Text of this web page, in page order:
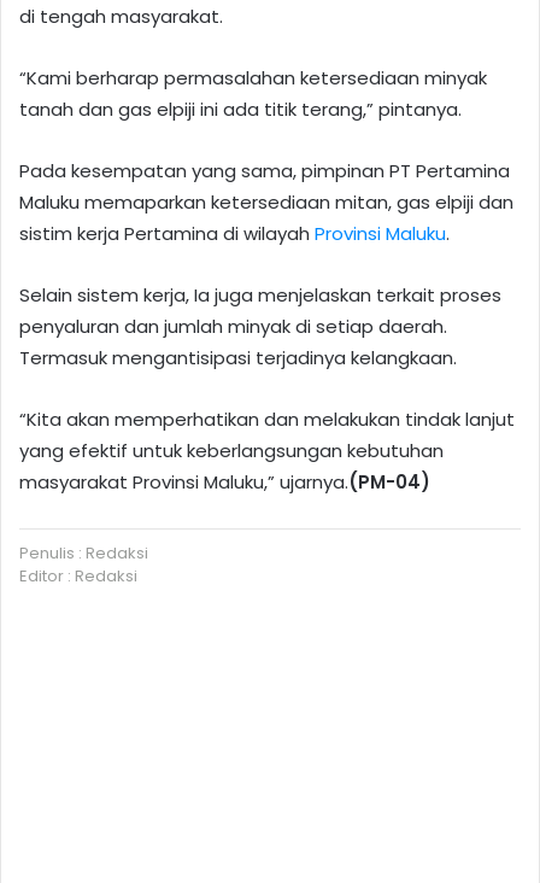
di tengah masyarakat.
“Kami berharap permasalahan ketersediaan minyak
tanah dan gas elpiji ini ada titik terang,” pintanya.
Pada kesempatan yang sama, pimpinan PT Pertamina
Maluku memaparkan ketersediaan mitan, gas elpiji dan
sistim kerja Pertamina di wilayah Provinsi Maluku.
Selain sistem kerja, Ia juga menjelaskan terkait proses
penyaluran dan jumlah minyak di setiap daerah.
Termasuk mengantisipasi terjadinya kelangkaan.
“Kita akan memperhatikan dan melakukan tindak lanjut
yang efektif untuk keberlangsungan kebutuhan
masyarakat Provinsi Maluku,” ujarnya.(PM-04)
Penulis : Redaksi
Editor : Redaksi